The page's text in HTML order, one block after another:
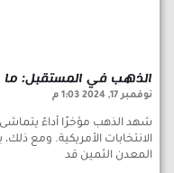
الذهب في المستقبل: ما
نوفمبر 17, 2024 1:03 م
شهد الذهب مؤخرًا أداءً
الانتخابات الأمريكية. ومع
المعدن الثمين قد